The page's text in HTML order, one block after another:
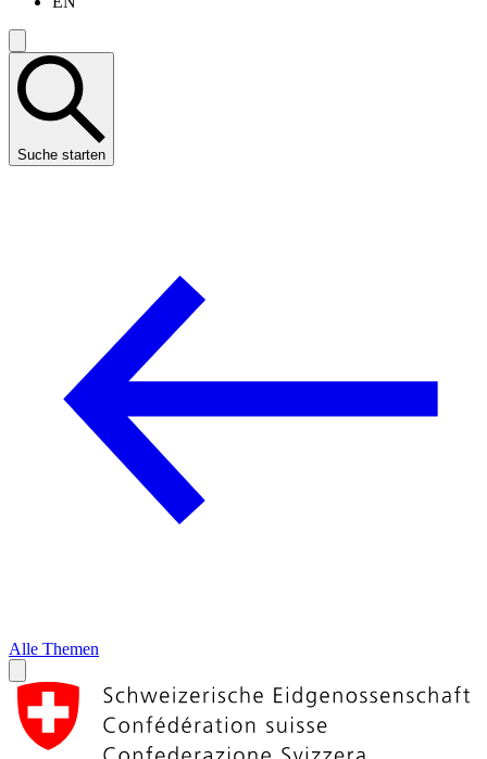
Suche starten
Alle Themen